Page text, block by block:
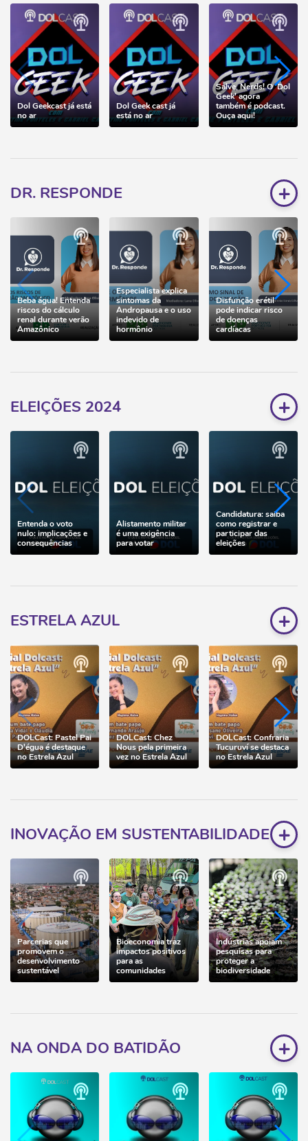
Dol Geekcast já está
no ar
Dol Geek cast já
está no ar
Salve, Nerds! O 'Dol
Geek' agora
também é podcast.
Ouça aqui!
DR. RESPONDE +
Beba água! Entenda
riscos do cálculo
renal durante verão
Amazônico
Especialista explica
sintomas da
Andropausa e o uso
indevido de
hormônio
Disfunção erétil
pode indicar risco
de doenças
cardíacas
ELEIÇÕES 2024 +
Entenda o voto
nulo: implicações e
consequências
Alistamento militar
é uma exigência
para votar
Candidatura: saiba
como registrar e
participar das
eleições
ESTRELA AZUL +
DOLCast: Pastel Pai
D'égua é destaque
no Estrela Azul
DOLCast: Chez
Nous pela primeira
vez no Estrela Azul
DOLCast: Confraria
Tucuruví se destaca
no Estrela Azul
INOVAÇÃO EM SUSTENTABILIDADE +
Parcerias que
promovem o
desenvolvimento
sustentável
Bioeconomia traz
impactos positivos
para as
comunidades
Indústrias apoiam
pesquisas para
proteger a
biodiversidade
NA ONDA DO BATIDÃO +